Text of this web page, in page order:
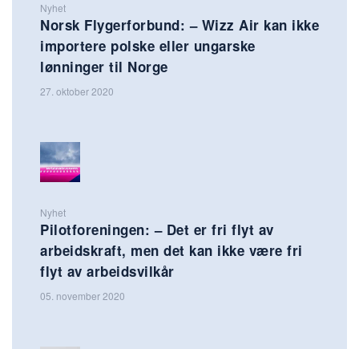
Nyhet
Norsk Flygerforbund: – Wizz Air kan ikke
importere polske eller ungarske
lønninger til Norge
27. oktober 2020
Nyhet
Pilotforeningen: – Det er fri flyt av
arbeidskraft, men det kan ikke være fri
flyt av arbeidsvilkår
05. november 2020